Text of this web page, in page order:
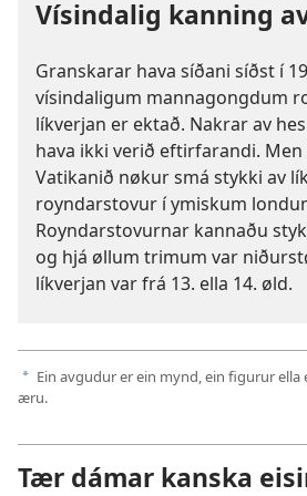
Vísindalig kanning
Granskarar hava síðani síðst í
vísindaligum mannagongdum
líkverjan er ektað. Nakrar av
hava ikki verið eftirfarandi. Men
Vatikanið nøkur smá stykki av
royndarstovur í ymiskum
Royndarstovurnar kannaðu
og hjá øllum trimum var
líkverjan var frá 13. ella 14. øld.
a Ein avgudur er ein mynd, ein figurur
æru.
Tær dámar kanska